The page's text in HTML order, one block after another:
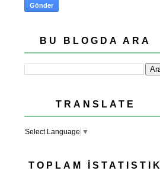
BU BLOGDA ARA
TRANSLATE
Select Language ▼
TOPLAM İSTATISTIK